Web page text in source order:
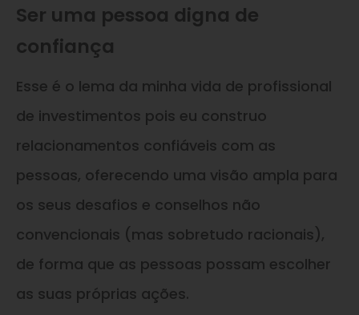
Ser uma pessoa digna de
confiança
Esse é o lema da minha vida de profissional
de investimentos pois eu construo
relacionamentos confiáveis com as
pessoas, oferecendo uma visão ampla para
os seus desafios e conselhos não
convencionais (mas sobretudo racionais),
de forma que as pessoas possam escolher
as suas próprias ações.